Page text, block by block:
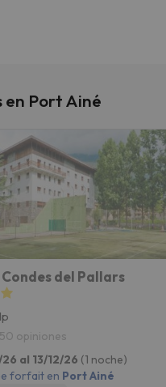
que coincida con tu
el norte. En cuanto
Port Ainé
Condes del Pallars
opiniones
26 al 13/12/26 (1 noche)
forfait en Port Ainé